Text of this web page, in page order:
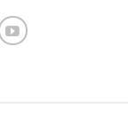
Nhà Deebot Ozmo